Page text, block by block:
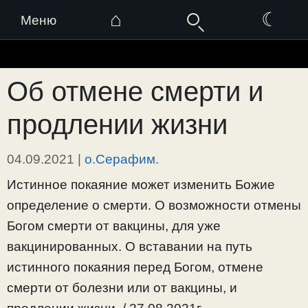
Меню ⌂ ☾
к
содержимому
Об отмене смерти и
продлении жизни
04.09.2021 | о.Серафим.
Истинное покаяние может изменить Божие
определение о смерти. О возможности отмены
Богом смерти от вакцины, для уже
вакцинированных. О вставании на путь
истинного покаяния перед Богом, отмене
смерти от болезни или от вакцины, и